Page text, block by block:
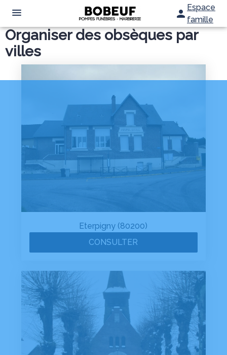
Espace
famille
NOS SERVICES
MARBRERIE FUNÉRAIRE
SERVICES AUX FAMILLES
NOTRE AGENCE
ESPACES HOMMAGES
Organiser des obsèques par
villes
Eterpigny (80200)
CONSULTER